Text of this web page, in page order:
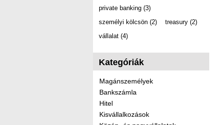
private banking (3)
személyi kölcsön (2) treasury (2)
vállalat (4)
Kategóriák
Magánszemélyek
Bankszámla
Hitel
Kisvállalkozások